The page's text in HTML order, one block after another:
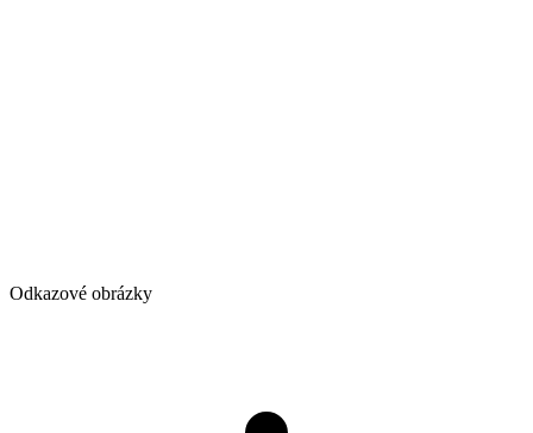
Odkazové obrázky